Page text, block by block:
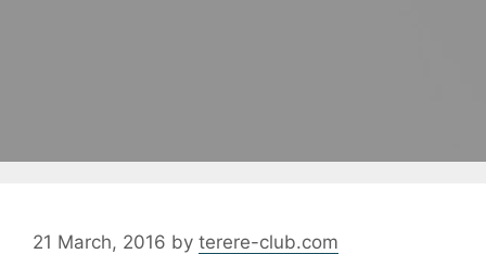
21 March, 2016 by terere-club.com